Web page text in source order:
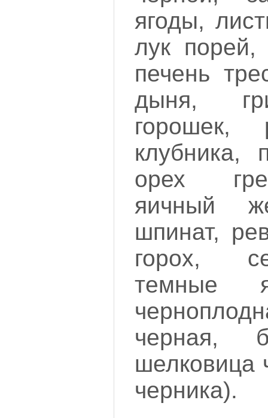
ягоды,
лук порей,
печень
дыня,
горошек,
клубника,
орех
яичный
шпинат,
горох,
темные
черная,
шелковица
черника).